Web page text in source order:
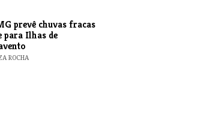
prevê chuvas fracas
para Ilhas de
ROCHA